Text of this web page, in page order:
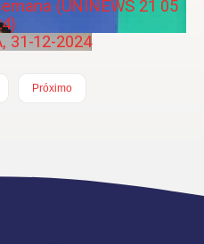
(UNINEWS 21 05
31-12-2024
Próximo